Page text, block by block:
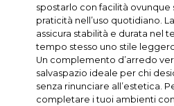
spostarlo con facilità ovunque
praticità nell’uso quotidiano.
assicura stabilità e durata nel
tempo stesso uno stile
Un complemento d’arredo
salvaspazio ideale per chi
senza rinunciare all’estetica.
completare i tuoi ambienti